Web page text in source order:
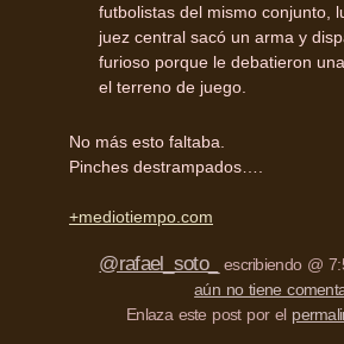
futbolistas del mismo conjunto,
juez central sacó un arma y
furioso porque le debatieron
el terreno de juego.
No más esto faltaba.
Pinches destrampados….
+mediotiempo.com
@rafael_soto_ escribiendo @
aún no tiene
Enlaza este post por el